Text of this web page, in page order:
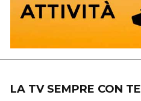
LA TV SEMPRE CON TE